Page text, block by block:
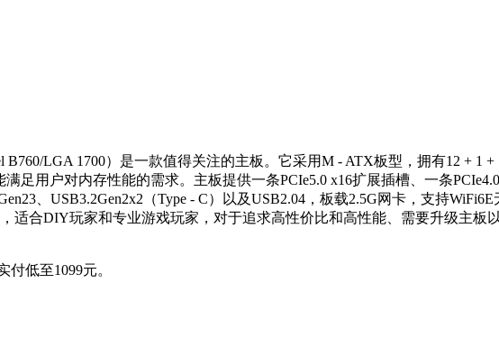
LGA 1700）是一款值得关注的主板。它采用M - ATX板型，拥有12 + 1
足用户对内存性能的需求。主板提供一条PCIe5.0 x16扩展插槽、一条
、USB3.2Gen2x2（Type - C）以及USB2.04，板载2.5G网卡，支持
适合DIY玩家和专业游戏玩家，对于追求高性价比和高性能、需要升级主板
低至1099元。